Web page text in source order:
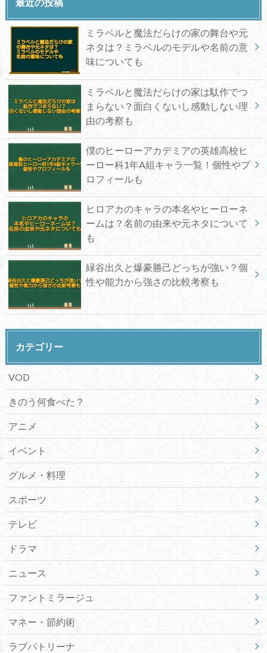
ミラベルと魔法だらけの家の舞台や元
ネタは？ミラベルのモデルや名前の意
味についても
ミラベルと魔法だらけの家は駄作でつ
まらない？面白くないし感動しない理
由の考察も
僕のヒーローアカデミアの英雄高校ヒ
ーロー科1年A組キャラ一覧！個性やプ
ロフィールも
ヒロアカのキャラの本名やヒーローネ
ームは？名前の由来や元ネタについて
も
緑谷出久と爆豪勝己どっちが強い？個
性や能力から強さの比較考察も
カテゴリー
VOD
きのう何食べた？
アニメ
イベント
グルメ・料理
スポーツ
テレビ
ドラマ
ニュース
ファントミラージュ
マネー・節約術
ラブパトリーナ